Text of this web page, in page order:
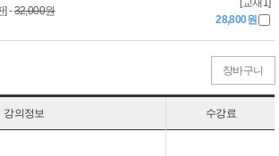
] -32,000원
28,800원
장바구니
강의정보 수강료